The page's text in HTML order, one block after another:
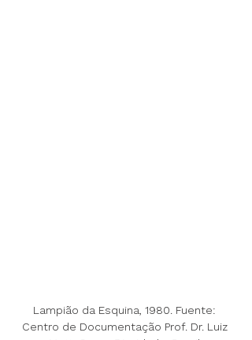
Lampião da Esquina, 1980. Fuente:
Centro de Documentação Prof. Dr. Luiz